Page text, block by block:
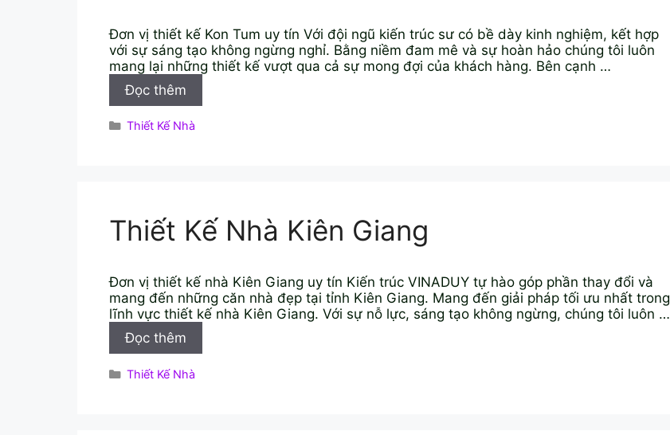
Đơn vị thiết kế Kon Tum uy tín Với đội ngũ kiến trúc sư có bề dày kinh nghiệm, kết hợp
với sự sáng tạo không ngừng nghỉ. Bằng niềm đam mê và sự hoàn hảo chúng tôi luôn
mang lại những thiết kế vượt qua cả sự mong đợi của khách hàng. Bên cạnh …
Đọc thêm
Kế
Nhà
Danh
Thiết Kế Nhà
Thiết Kế Nhà Kiên Giang
Đơn vị thiết kế nhà Kiên Giang uy tín Kiến trúc VINADUY tự hào góp phần thay đổi và
mang đến những căn nhà đẹp tại tỉnh Kiên Giang. Mang đến giải pháp tối ưu nhất trong
lĩnh vực thiết kế nhà Kiên Giang. Với sự nỗ lực, sáng tạo không ngừng, chúng tôi luôn …
Đọc thêm
Kế
Nhà
Danh
Thiết Kế Nhà